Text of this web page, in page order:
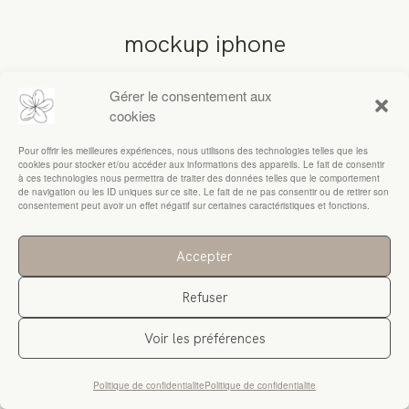
Gérer le consentement aux
cookies
Pour offrir les meilleures expériences, nous utilisons des technologies telles que les
cookies pour stocker et/ou accéder aux informations des appareils. Le fait de consentir
à ces technologies nous permettra de traiter des données telles que le comportement
de navigation ou les ID uniques sur ce site. Le fait de ne pas consentir ou de retirer son
consentement peut avoir un effet négatif sur certaines caractéristiques et fonctions.
Accepter
Refuser
Voir les préférences
Politique de confidentialitePolitique de confidentialite
RESSOURCES
mockup iphone